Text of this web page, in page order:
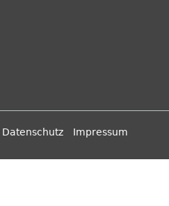
Datenschutz Impressum